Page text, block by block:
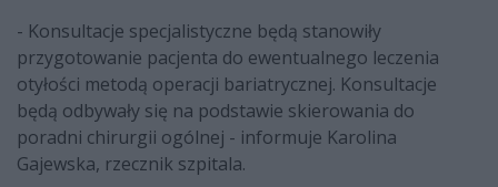
- Konsultacje specjalistyczne będą stanowiły
przygotowanie pacjenta do ewentualnego leczenia
otyłości metodą operacji bariatrycznej. Konsultacje
będą odbywały się na podstawie skierowania do
poradni chirurgii ogólnej - informuje Karolina
Gajewska, rzecznik szpitala.